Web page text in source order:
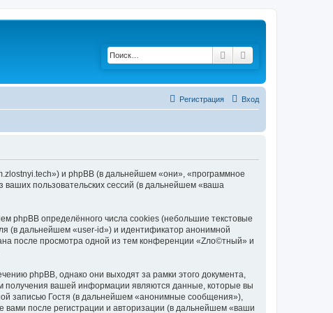
Поиск
Вход
Регистрация
и phpBB (в дальнейшем «они», «программное
пользовательских сессий (в дальнейшем «ваша
phpBB определённого числа cookies (небольшие текстовые
(в дальнейшем «user-id») и идентификатор анонимной
после просмотра одной из тем конференции «Zло©тный» и
phpBB, однако они выходят за рамки этого документа,
получения вашей информации являются данные, которые вы
записью Гостя (в дальнейшем «анонимные сообщения»),
после регистрации и авторизации (в дальнейшем «ваши